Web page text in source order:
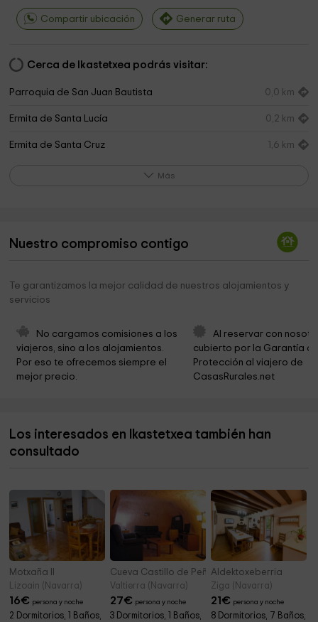
Compartir ubicación Generar ruta
Cerca de Ikastetxea podrás visitar:
Parroquia de San Juan Bautista 0,0 km
Ermita de Santa Lucía 0,2 km
Ermita de Santa Cruz 1,6 km
Ermita de los Remedios 2,6 km
Ayuntamiento de Orisoain -Orisoaingo Udala
Ermita de Arrazubi
Ecomuseo "Vivencias de Antaño"
Parroquia de San Esteban 3,4 km
Iglesia de San Bartolome 3,7 km
Más
Nuestro compromiso contigo
Te garantizamos la mejor calidad de nuestros alojamientos y
servicios
No cargamos comisiones a los
viajeros, sino a los alojamientos.
Por eso te ofrecemos siempre el
mejor precio.
Al reservar con
cubierto por la Garantía
Protección al viajero de
CasasRurales.net
Los interesados en Ikastetxea también han
consultado
Motxaña II
Lizoain (Navarra)
16€ persona y noche
2 Dormitorios, 1 Baños,
Cueva Castillo de Peñaflor
Valtierra (Navarra)
27€ persona y noche
3 Dormitorios, 1 Baños,
Aldektoxeberria
Ziga (Navarra)
21€ persona y noche
8 Dormitorios, 7 Baños,